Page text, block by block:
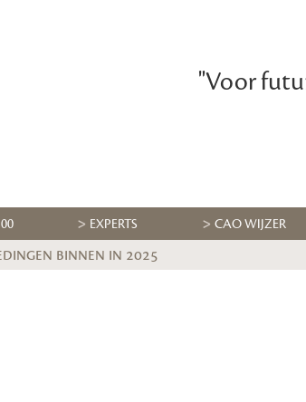
"Voor
EXPERTS CAO WIJZER
binnen in 2025